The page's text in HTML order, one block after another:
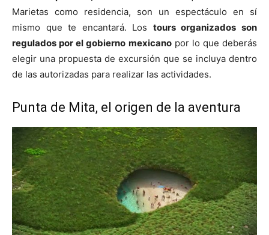
Marietas como residencia, son un espectáculo en sí
mismo que te encantará. Los tours organizados son
regulados por el gobierno mexicanopor lo que deberás
elegir una propuesta de excursión que se incluya dentro
de las autorizadas para realizar las actividades.
Punta de Mita, el origen de la aventura